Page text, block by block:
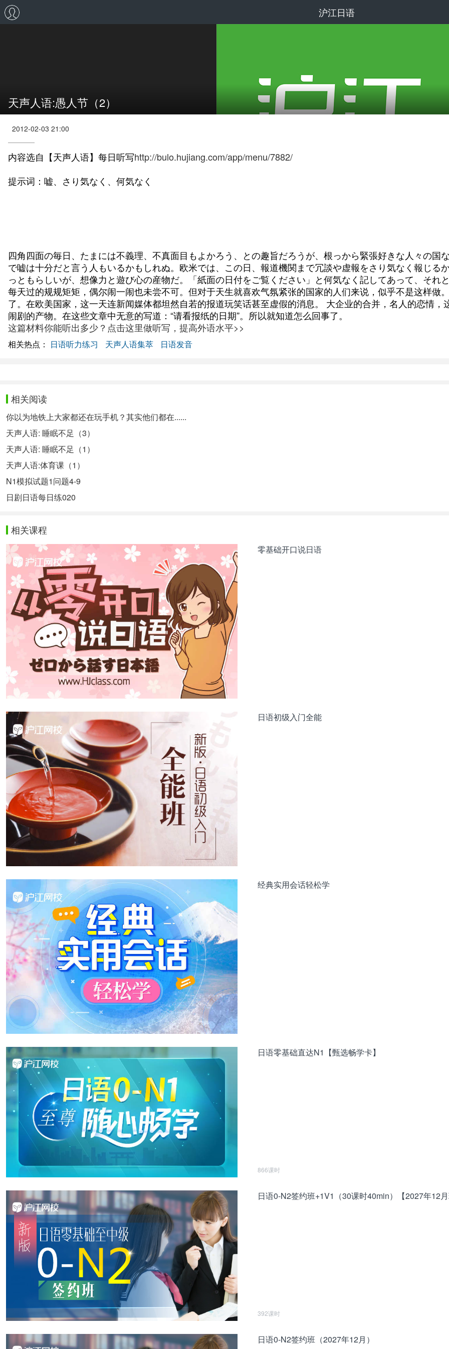
沪江日语
天声人语:愚人节（2）
2012-02-03 21:00
内容选自【天声人语】每日听写http://bulo.hujiang.com/app/menu/7882/
提示词：嘘、さり気なく、何気なく
四角四面の毎日、たまには不義理、不真面目もよかろう、との趣旨だろうが、根っから緊張好きな人々の国
で嘘は十分だと言う人もいるかもしれぬ。欧米では、この日、報道機関まで冗談や虚報をさり気なく報じる
っともらしいが、想像力と遊び心の産物だ。「紙面の日付をご覧ください」と何気なく記してあって、それ
每天过的规规矩矩，偶尔闹一闹也未尝不可。但对于天生就喜欢气氛紧张的国家的人们来说，似乎不是这样做
了。在欧美国家，这一天连新闻媒体都坦然自若的报道玩笑话甚至虚假的消息。 大企业的合并，名人的恋情
闹剧的产物。在这些文章中无意的写道：“请看报纸的日期”。所以就知道怎么回事了。
这篇材料你能听出多少？点击这里做听写，提高外语水平>>
相关热点： 日语听力练习 天声人语集萃 日语发音
相关阅读
你以为地铁上大家都还在玩手机？其实他们都在......
天声人语: 睡眠不足（3）
天声人语: 睡眠不足（1）
天声人语:体育课（1）
N1模拟试题1问题4-9
日剧日语每日练020
相关课程
零基础开口说日语
日语初级入门全能
经典实用会话轻松学
日语零基础直达N1【甄选畅学卡】
866课时
日语0-N2签约班+1V1（30课时40min）【2027年12
392课时
日语0-N2签约班（2027年12月）